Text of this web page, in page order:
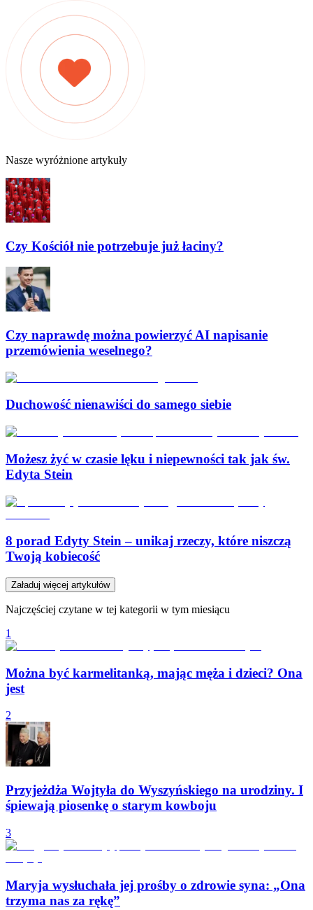
Nasze wyróżnione artykuły
Czy Kościół nie potrzebuje już łaciny?
Czy naprawdę można powierzyć AI napisanie
przemówienia weselnego?
Duchowość nienawiści do samego siebie
Możesz żyć w czasie lęku i niepewności tak jak św.
Edyta Stein
8 porad Edyty Stein – unikaj rzeczy, które niszczą
Twoją kobiecość
Załaduj więcej artykułów
Najczęściej czytane w tej kategorii w tym miesiącu
1
Można być karmelitanką, mając męża i dzieci? Ona
jest
2
Przyjeżdża Wojtyła do Wyszyńskiego na urodziny. I
śpiewają piosenkę o starym kowboju
3
Maryja wysłuchała jej prośby o zdrowie syna: „Ona
trzyma nas za rękę”